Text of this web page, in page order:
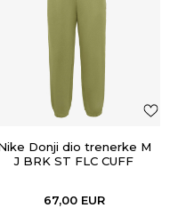
Donji dio trenerke M
J BRK ST FLC CUFF
67,00 EUR